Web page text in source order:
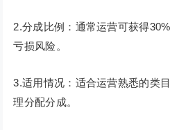
2.分成比例：通常运营可获得
亏损风险。
3.适用情况：适合运营熟悉的类
理分配分成。